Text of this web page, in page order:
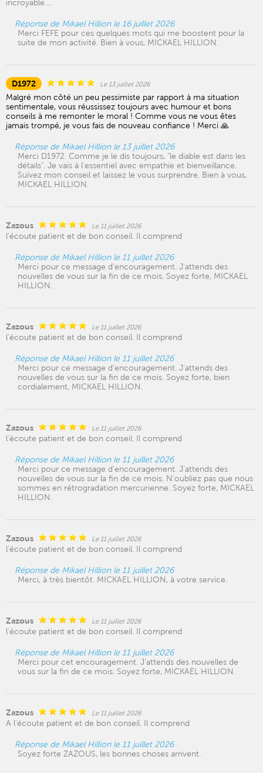
incroyable....
Réponse de Mikael Hillion le 16 juillet 2026
Merci FEFE pour ces quelques mots qui me boostent pour la
suite de mon activité. Bien à vous, MICKAEL HILLION.
D1972 Le 13 juillet 2026
Malgré mon côté un peu pessimiste par rapport à ma situation
sentimentale, vous réussissez toujours avec humour et bons
conseils à me remonter le moral ! Comme vous ne vous êtes
jamais trompé, je vous fais de nouveau confiance ! Merci 🙏
Réponse de Mikael Hillion le 13 juillet 2026
Merci D1972. Comme je le dis toujours, "le diable est dans les
détails". Je vais à l'essentiel avec empathie et bienveillance.
Suivez mon conseil et laissez le vous surprendre. Bien à vous,
MICKAEL HILLION.
Zazous Le 11 juillet 2026
l'écoute patient et de bon conseil. Il comprend
Réponse de Mikael Hillion le 11 juillet 2026
Merci pour ce message d'encouragement. J'attends des
nouvelles de vous sur la fin de ce mois. Soyez forte, MICKAEL
HILLION.
Zazous Le 11 juillet 2026
l'écoute patient et de bon conseil. Il comprend
Réponse de Mikael Hillion le 11 juillet 2026
Merci pour ce message d'encouragement. J'attends des
nouvelles de vous sur la fin de ce mois. Soyez forte, bien
cordialement, MICKAEL HILLION.
Zazous Le 11 juillet 2026
l'écoute patient et de bon conseil. Il comprend
Réponse de Mikael Hillion le 11 juillet 2026
Merci pour ce message d'encouragement. J'attends des
nouvelles de vous sur la fin de ce mois. N'oubliez pas que nous
sommes en rétrogradation mercurienne. Soyez forte, MICKAEL
HILLION.
Zazous Le 11 juillet 2026
l'écoute patient et de bon conseil. Il comprend
Réponse de Mikael Hillion le 11 juillet 2026
Merci, à très bientôt. MICKAEL HILLION, à votre service.
Zazous Le 11 juillet 2026
l'écoute patient et de bon conseil. Il comprend
Réponse de Mikael Hillion le 11 juillet 2026
Merci pour cet encouragement. J'attends des nouvelles de
vous sur la fin de ce mois. Soyez forte, MICKAEL HILLION.
Zazous Le 11 juillet 2026
A l'écoute patient et de bon conseil. Il comprend
Réponse de Mikael Hillion le 11 juillet 2026
Soyez forte ZAZOUS, les bonnes choses arrivent.